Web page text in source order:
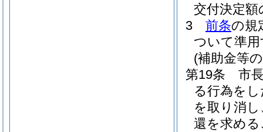
交付決定
3
前条の規
ついて準
(補助金等
第19条
市
る行為を
を取り消
還を求め